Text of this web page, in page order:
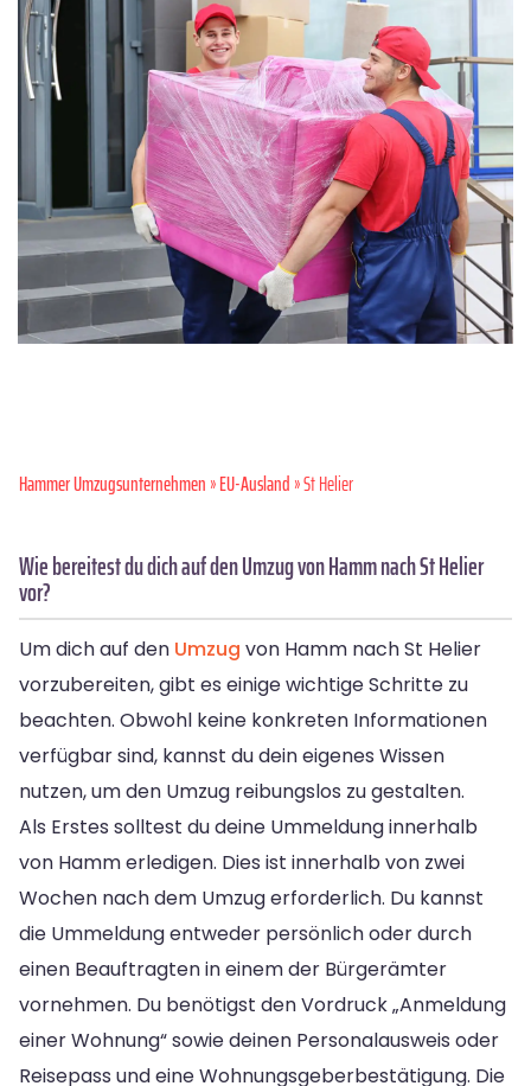
Hammer Umzugsunternehmen»EU-Ausland» St Helier
Wie bereitest du dich auf den Umzug von Hamm nach St Helier
vor?
Um dich auf den Umzug von Hamm nach St Helier
vorzubereiten, gibt es einige wichtige Schritte zu
beachten. Obwohl keine konkreten Informationen
verfügbar sind, kannst du dein eigenes Wissen
nutzen, um den Umzug reibungslos zu gestalten.
Als Erstes solltest du deine Ummeldung innerhalb
von Hamm erledigen. Dies ist innerhalb von zwei
Wochen nach dem Umzug erforderlich. Du kannst
die Ummeldung entweder persönlich oder durch
einen Beauftragten in einem der Bürgerämter
vornehmen. Du benötigst den Vordruck „Anmeldung
einer Wohnung“ sowie deinen Personalausweis oder
Reisepass und eine Wohnungsgeberbestätigung. Die